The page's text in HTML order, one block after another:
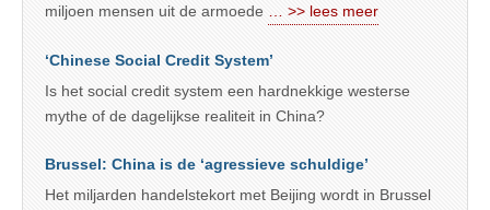
miljoen mensen uit de armoede
… >> lees meer
‘Chinese Social Credit System’
Is het social credit system een hardnekkige westerse
mythe of de dagelijkse realiteit in China?
Brussel: China is de ‘agressieve schuldige’
Het miljarden handelstekort met Beijing wordt in Brussel